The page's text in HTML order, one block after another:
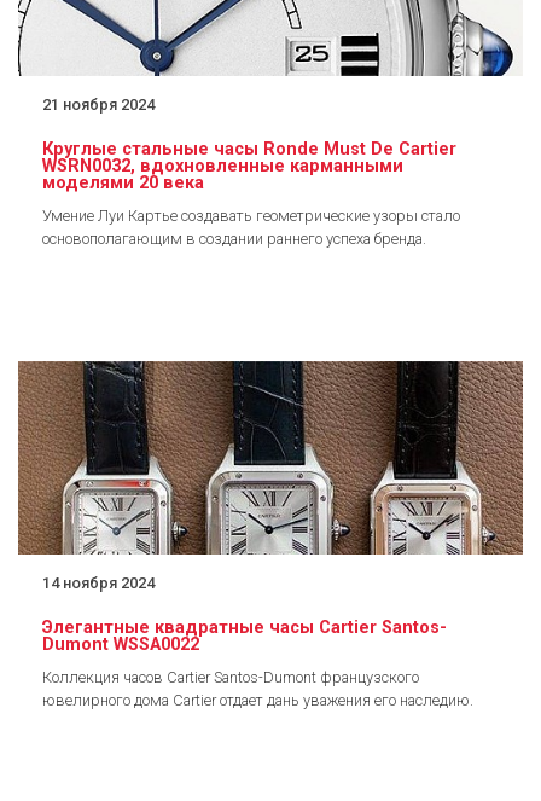
21 ноября 2024
Круглые стальные часы Ronde Must De Cartier
WSRN0032, вдохновленные карманными
моделями 20 века
Умение Луи Картье создавать геометрические узоры стало
основополагающим в создании раннего успеха бренда.
14 ноября 2024
Элегантные квадратные часы Cartier Santos-
Dumont WSSA0022
Коллекция часов Cartier Santos-Dumont французского
ювелирного дома Cartier отдает дань уважения его наследию.